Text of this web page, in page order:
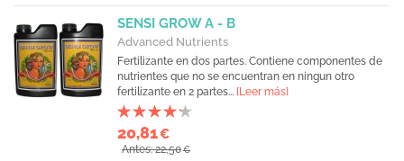
SENSI GROW A - B
Advanced Nutrients
Fertilizante en dos partes. Contiene componentes de
nutrientes que no se encuentran en ningun otro
fertilizante en 2 partes... [Leer más]
20,81€
Antes: 22,50€